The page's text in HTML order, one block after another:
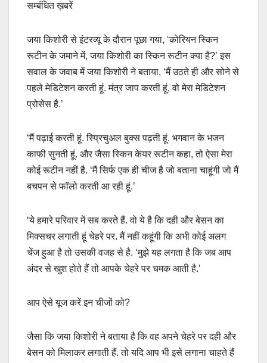
सम्बंधित ख़बरें
जया किशोरी से इंटरव्यू के दौरान पूछा गया, ‘कोरियन स्किन
रूटीन के जमाने में, जया किशोरी का स्किन रूटीन क्या है?’ इस
सवाल के जवाब में जया किशोरी ने बताया, ‘मैं उठते ही और सोने से
पहले मेडिटेशन करती हूं. मंत्र जाप करती हूं, वो मेरा मेडिटेशन
प्रोसेस है.’
‘मैं पढ़ाई करती हूं. स्प्रिचुअल बुक्स पढ़ती हूं. भगवान के भजन
काफी सुनती हूं. और जैसा स्किन केयर रूटीन कहा, तो ऐसा मेरा
कोई रूटीन नहीं है. ‘मैं सिर्फ एक ही चीज है जो बताना चाहूंगी जो मैं
बचपन से फॉलो करती आ रही हूं.’
‘ये हमारे परिवार में सब करते हैं. वो ये है कि दही और बेसन का
मिक्सचर लगाती हूं चेहरे पर. मैं नहीं कहूंगी कि अभी कोई अलग
चेंज हुआ है तो उसकी वजह से है. ‘मुझे यह लगता है कि जब आप
अंदर से खुश होते हैं तो आपके चेहरे पर चमक आती है.’
आप ऐसे यूज करें इन चीजों को?
जैसा कि जया किशोरी ने बताया है कि वह अपने चेहरे पर दही और
बेसन को मिलाकर लगाती हैं. तो यदि आप भी इसे लगाना चाहते हैं